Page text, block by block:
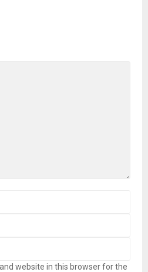
website in this browser for the